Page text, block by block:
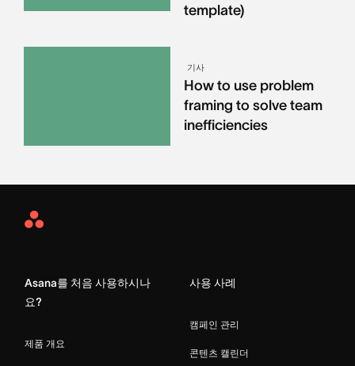
template)
기사
How to use problem
framing to solve team
inefficiencies
Asana
Asana를 처음 사용하시나
요?
제품 개요
사용 사례
캠페인 관리
콘텐츠 캘린더